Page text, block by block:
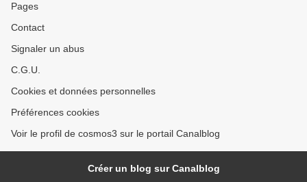
Pages
Contact
Signaler un abus
C.G.U.
Cookies et données personnelles
Préférences cookies
Voir le profil de cosmos3 sur le portail Canalblog
Créer un blog sur Canalblog